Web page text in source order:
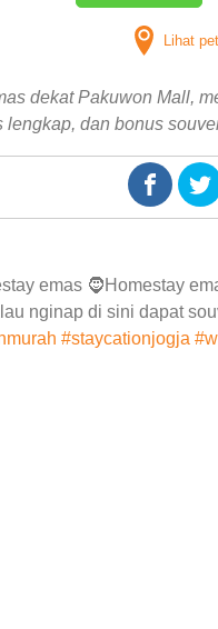
Lihat
dekat Pakuwon Mall,
lengkap, dan bonus
emas 🧔Homestay
nginap di sini dapat
#staycationjogja